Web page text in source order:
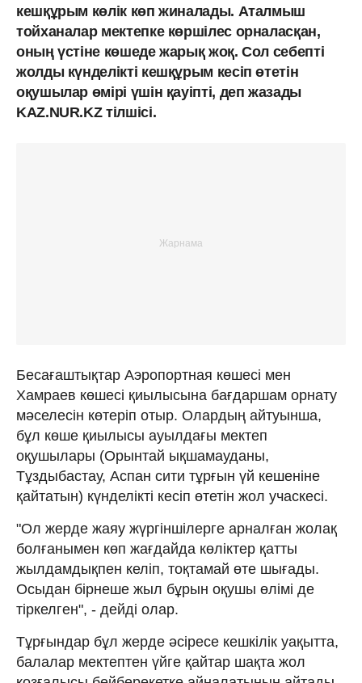
кешқұрым көлік көп жиналады. Аталмыш
тойханалар мектепке көршілес орналасқан,
оның үстіне көшеде жарық жоқ. Сол себепті
жолды күнделікті кешқұрым кесіп өтетін
оқушылар өмірі үшін қауіпті, деп жазады
KAZ.NUR.KZ тілшісі.
Бесағаштықтар Аэропортная көшесі мен
Хамраев көшесі қиылысына бағдаршам орнату
мәселесін көтеріп отыр. Олардың айтуынша,
бұл көше қиылысы ауылдағы мектеп
оқушылары (Орынтай ықшамауданы,
Тұздыбастау, Аспан сити тұрғын үй кешеніне
қайтатын) күнделікті кесіп өтетін жол учаскесі.
"Ол жерде жаяу жүргіншілерге арналған жолақ
болғанымен көп жағдайда көліктер қатты
жылдамдықпен келіп, тоқтамай өте шығады.
Осыдан бірнеше жыл бұрын оқушы өлімі де
тіркелген", - дейді олар.
Тұрғындар бұл жерде әсіресе кешкілік уақытта,
балалар мектептен үйге қайтар шақта жол